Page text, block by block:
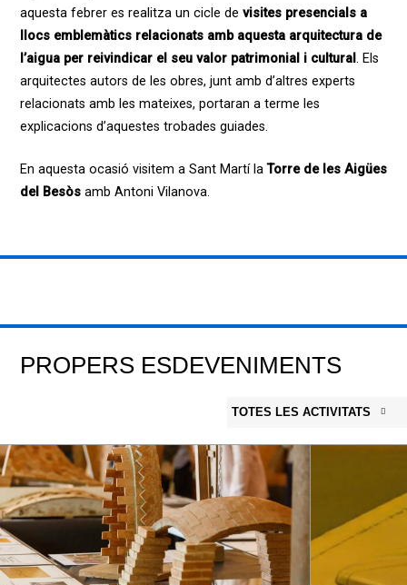
aquesta febrer es realitza un cicle de visites presencials a
llocs emblemàtics relacionats amb aquesta arquitectura de
l’aigua per reivindicar el seu valor patrimonial i cultural . Els
arquitectes autors de les obres, junt amb d’altres experts
relacionats amb les mateixes, portaran a terme les
explicacions d’aquestes trobades guiades.
En aquesta ocasió visitem a Sant Martí laTorre de les Aigües
del Besòsamb Antoni Vilanova.
PROPERS ESDEVENIMENTS
TOTES LES ACTIVITATS